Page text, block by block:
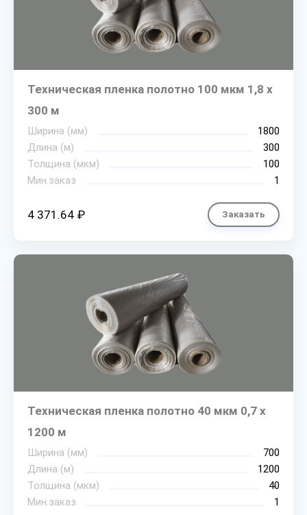
Техническая пленка полотно 100 мкм 1,8 х
300 м
Ширина (мм)
1800
Длина (м)
300
Толщина (мкм)
100
Мин.заказ
1
4 371.64 ₽ Заказать
Техническая пленка полотно 40 мкм 0,7 х
1200 м
Ширина (мм)
700
Длина (м)
1200
Толщина (мкм)
40
Мин.заказ
1